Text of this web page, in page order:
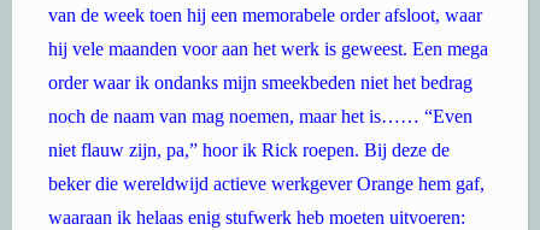
van de week toen hij een memorabele order afsloot, waar
hij vele maanden voor aan het werk is geweest. Een mega
order waar ik ondanks mijn smeekbeden niet het bedrag
noch de naam van mag noemen, maar het is…… “Even
niet flauw zijn, pa,” hoor ik Rick roepen. Bij deze de
beker die wereldwijd actieve werkgever Orange hem gaf,
waaraan ik helaas enig stufwerk heb moeten uitvoeren: